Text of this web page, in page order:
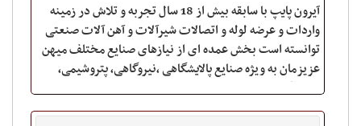
آیرون پایپ با سابقه بیش از 18 سال تجربه و تلاش در زمینه
واردات و عرضه لوله و اتصالات شیرآلات و آهن آلات صنعتی
توانسته است بخش عمده ای از نیازهای صنایع مختلف میهن
عزیزمان به ویژه صنایع پالایشگاهی ،نیروگاهی، پتروشیمی،
نفت ،گاز و تاسیسات را برطرف سازد.